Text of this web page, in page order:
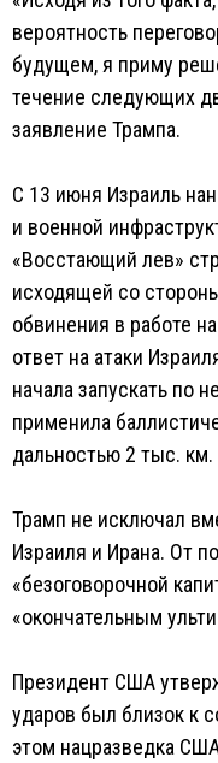
вероятность
будущем, я приму
течение следующих
заявление Трампа.
С 13 июня Израиль
и военной
«Восстающий лев»
исходящей со
обвинения в работе
ответ на атаки
начала запускать по
применила
дальностью 2 тыс. км.
Трамп не исключал
Израиля и Ирана. От
«безоговорочной
«окончательным
Президент США
ударов был близок к
этом нацразведка